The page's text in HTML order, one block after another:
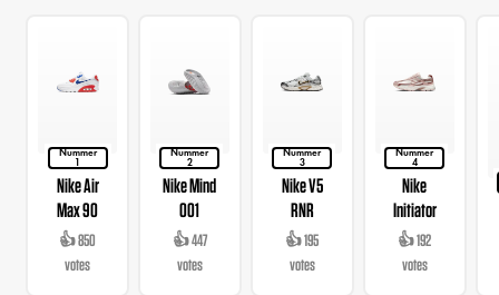
Nummer
1
Nike Air
Max 90
👍 850
votes
Nummer
2
Nike Mind
001
👍 447
votes
Nummer
3
Nike V5
RNR
👍 195
votes
Nummer
4
Nike
Initiator
👍 192
votes